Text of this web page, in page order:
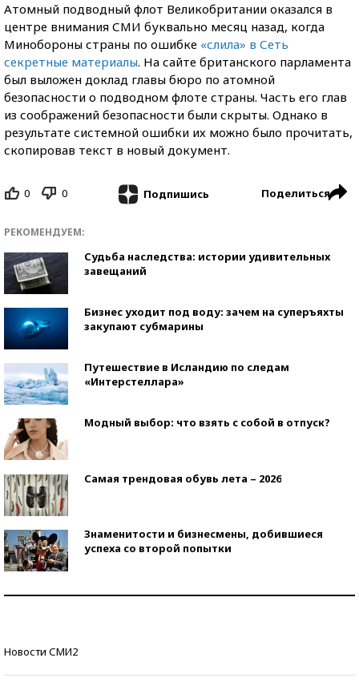
Атомный подводный флот Великобритании оказался в
центре внимания СМИ буквально месяц назад, когда
Минобороны страны по ошибке «слила» в Сеть
секретные материалы. На сайте британского парламента
был выложен доклад главы бюро по атомной
безопасности о подводном флоте страны. Часть его глав
из соображений безопасности были скрыты. Однако в
результате системной ошибки их можно было прочитать,
скопировав текст в новый документ.
0 0 Подпишись Поделиться
РЕКОМЕНДУЕМ:
Судьба наследства: истории удивительных
завещаний
Бизнес уходит под воду: зачем на суперъяхты
закупают субмарины
Путешествие в Исландию по следам
«Интерстеллара»
Модный выбор: что взять с собой в отпуск?
Самая трендовая обувь лета – 2026
Знаменитости и бизнесмены, добившиеся
успеха со второй попытки
Новости СМИ2